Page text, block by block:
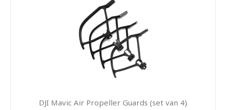
DJI Mavic Air Propeller Guards (set van 4)